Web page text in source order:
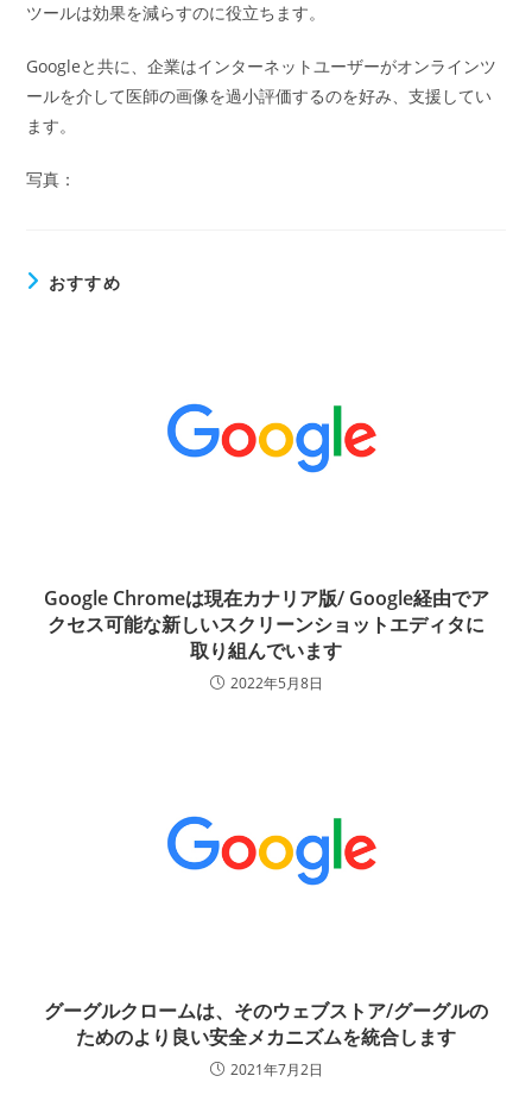
ツールは効果を減らすのに役立ちます。
Googleと共に、企業はインターネットユーザーがオンラインツ
ールを介して医師の画像を過小評価するのを好み、支援してい
ます。
写真：
おすすめ
Google Chromeは現在カナリア版/ Google経由でア
クセス可能な新しいスクリーンショットエディタに
取り組んでいます
2022年5月8日
グーグルクロームは、そのウェブストア/グーグルの
ためのより良い安全メカニズムを統合します
2021年7月2日